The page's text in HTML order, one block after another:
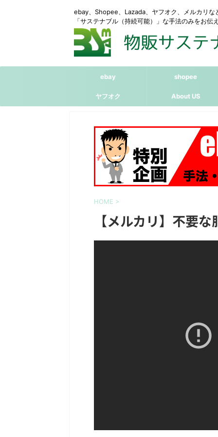
ebay、Shopee、Lazada、ヤフオク、メルカリな
「サステナブル（持続可能）」な手法のみをお伝
ebay shopee
ヤフオク About US
HOME >
【メルカリ】不要